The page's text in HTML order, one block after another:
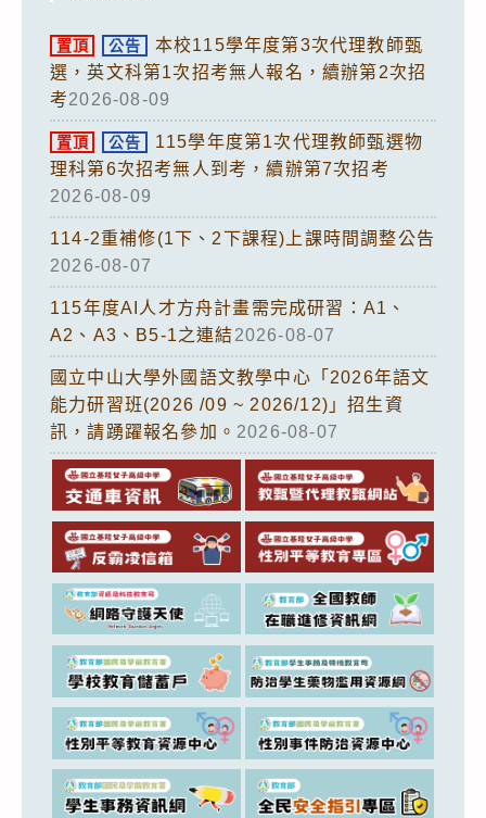
置頂 公告
本校115學年度第3次代理教師甄
選，英文科第1次招考無人報名，續辦第2次招
考2026-08-09
置頂 公告
115學年度第1次代理教師甄選物
理科第6次招考無人到考，續辦第7次招考
2026-08-09
114-2重補修(1下、2下課程)上課時間調整公告
2026-08-07
115年度AI人才方舟計畫需完成研習：A1、
A2、A3、B5-1之連結2026-08-07
國立中山大學外國語文教學中心「2026年語文
能力研習班(2026 /09 ~ 2026/12)」招生資
訊，請踴躍報名參加。 2026-08-07